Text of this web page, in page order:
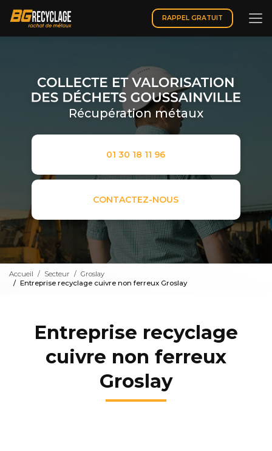
contenu
principal
RAPPEL GRATUIT
Récupération métaux
01 30 18 11 96
CONTACTEZ-NOUS
Accueil Secteur
Groslay
Entreprise recyclage cuivre non ferreux Groslay
Entreprise recyclage
cuivre non ferreux
Groslay